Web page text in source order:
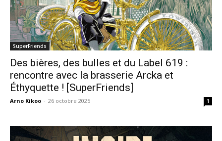
SuperFriends
Des bières, des bulles et du Label 619 :
rencontre avec la brasserie Arcka et
Éthyquette ! [SuperFriends]
Arno Kikoo - 26 octobre 2025 1